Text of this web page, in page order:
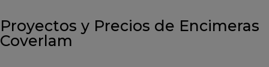
Proyectos y Precios de Encimeras
Coverlam